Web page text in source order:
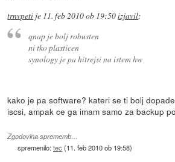
trnvpeti je 11. feb 2010 ob 19:50izjavil:
qnap je bolj robusten
ni tko plasticen
synology je pa hitrejsi na istem hw
kako je pa software? kateri se ti bolj
iscsi, ampak ce ga imam samo za backup
Zgodovina sprememb…
spremenilo:tec (11. feb 2010 ob 19:58)